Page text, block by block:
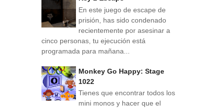
En este juego de escape de
prisión, has sido condenado
recientemente por asesinar a
cinco personas, tu ejecución está
programada para mañana...
Monkey Go Happy: Stage
1022
Tienes que encontrar todos los
mini monos y hacer que el